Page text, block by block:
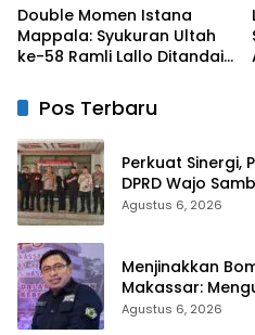
Double Momen Istana
Mappala: Syukuran Ultah
ke-58 Ramli Lallo Ditandai
IbadahPos Terbaru
Perkuat Sinergi,
DPRD Wajo
Silaturahmi
Agustus 6, 2026
Menjinakkan
Makassar:
Menjadi Revolusi
Agustus 6, 2026